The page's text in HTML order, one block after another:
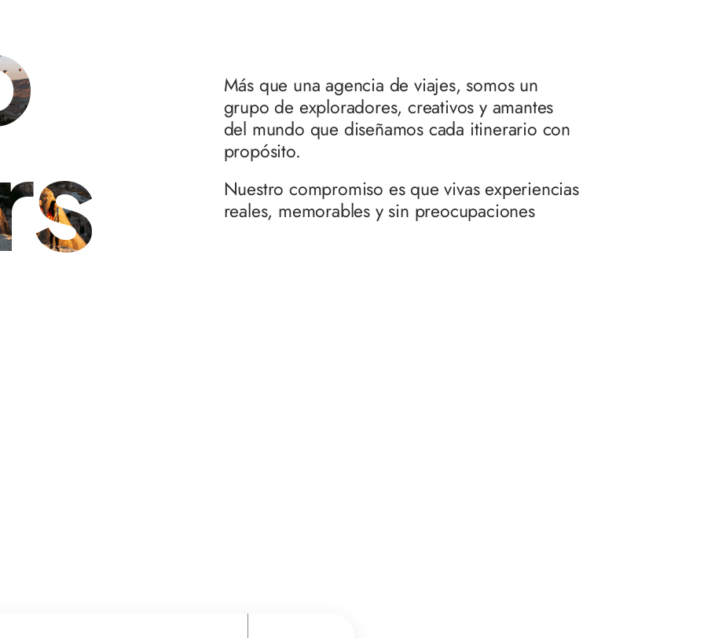
Más que una agencia de viajes, somos un
grupo de exploradores, creativos y amantes
del mundo que diseñamos cada itinerario con
propósito.
Nuestro compromiso es que vivas experiencias
reales, memorables y sin preocupaciones